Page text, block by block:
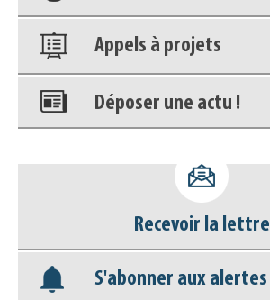
Appels à projets
Déposer une actu !
déconnecter)
Base documentaire
Nos veilles Scoop.it
Recevoir la lettre
S'abonner aux alertes